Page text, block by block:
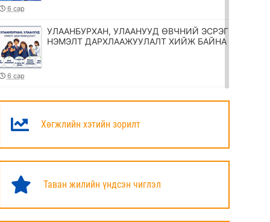
6 сар
УЛААНБУРХАН, УЛААНУУД ӨВЧНИЙ ЭСРЭГ
НЭМЭЛТ ДАРХЛААЖУУЛАЛТ ХИЙЖ БАЙНА
6 сар
ТӨРИЙН ЖИНХЭНЭ АЛБАН ХААГЧИЙГ
ТУХАЙ ЗАР
ХӨШӨӨНД ЦЭЦЭГ ӨРГӨЛӨӨ
6 сар
Хөгжлийн хэтийн зорилт
Таван жилийн үндсэн чиглэл